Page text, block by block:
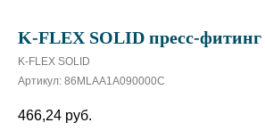
K-FLEX SOLID пресс-
K-FLEX SOLID
Артикул: 86MLAA1A090000C
466,24 руб.